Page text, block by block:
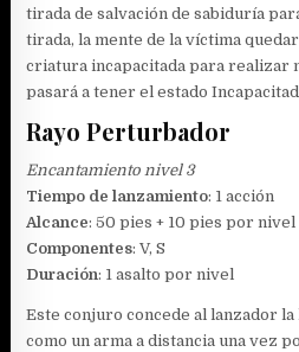
tirada de salvación de sabiduría
tirada, la mente de la víctima
criatura incapacitada para realizar
pasará a tener el estado
Rayo Perturbador
Encantamiento nivel 3
Tiempo de lanzamiento: 1 acción
Alcance: 50 pies + 10 pies por nivel
Componentes: V, S
Duración: 1 asalto por nivel
Este conjuro concede al lanzador
como un arma a distancia una vez